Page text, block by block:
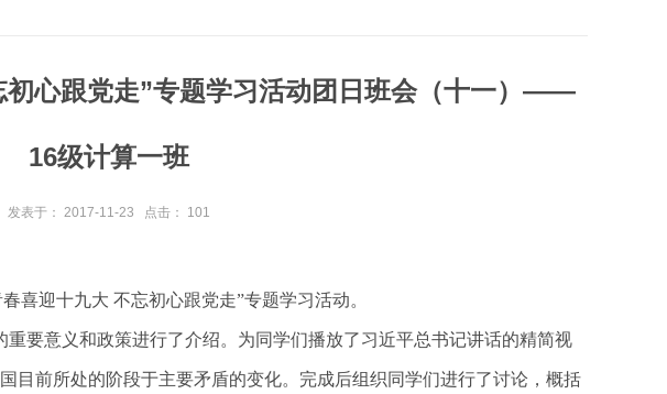
初心跟党走”专题学习活动团日班会（十一）——
16级计算一班
发表于： 2017-11-23 点击： 101
喜迎十九大 不忘初心跟党走”专题学习活动。
要意义和政策进行了介绍。 为同学们播放了习近平总书记讲话的精简视
目前所处的阶段于主要矛盾的变化。完成后组织同学们进行了讨论，概括